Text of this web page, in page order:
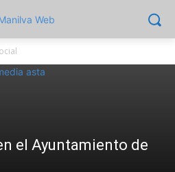
el Ayuntamiento de